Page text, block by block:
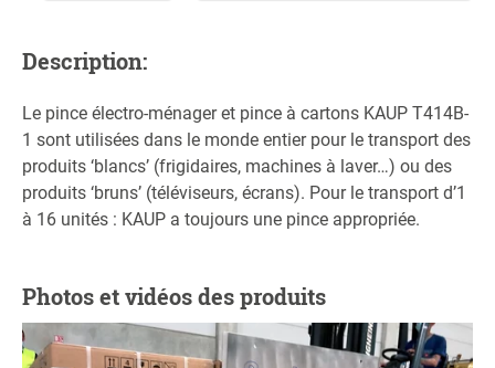
Description:
Le pince électro-ménager et pince à cartons KAUP T414B-
1 sont utilisées dans le monde entier pour le transport des
produits ‘blancs’ (frigidaires, machines à laver…) ou des
produits ‘bruns’ (téléviseurs, écrans). Pour le transport d’1
à 16 unités : KAUP a toujours une pince appropriée.
Photos et vidéos des produits